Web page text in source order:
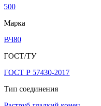
500
Марка
ВЧ80
ГОСТ/ТУ
ГОСТ Р 57430-2017
Тип соединения